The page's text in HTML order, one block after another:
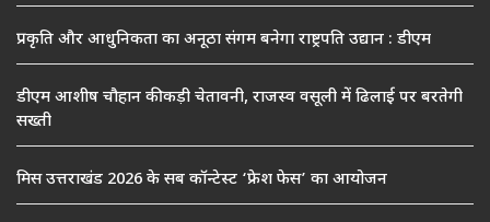
प्रकृति और आधुनिकता का अनूठा संगम बनेगा राष्ट्रपति उद्यान : डीएम
डीएम आशीष चौहान की कड़ी चेतावनी, राजस्व वसूली में ढिलाई पर बरतेगी
सख्ती
मिस उत्तराखंड 2026 के सब कॉन्टेस्ट ‘फ्रेश फेस’ का आयोजन